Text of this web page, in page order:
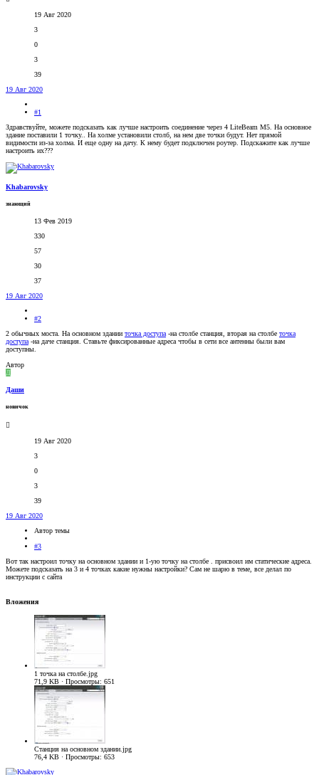
19 Авг 2020
3
0
3
39
19 Авг 2020
#1
Здравствуйте, можете подсказать как лучше настроить соединение через 4 LiteBeam M5. На основное
здание поставили 1 точку.. На холме установили столб, на нем две точки будут. Нет прямой
видимости из-за холма. И еще одну на дачу. К нему будет подключен роутер. Подскажите как лучше
настроить их???
Khabarovsky
знающий
13 Фев 2019
330
57
30
37
19 Авг 2020
#2
2 обычных моста. На основном здании точка доступа -на столбе станция, вторая на столбе точка
доступа -на даче станция. Ставьте фиксированные адреса чтобы в сети все антенны были вам
доступны.
Автор
Д
Даши
новичок
19 Авг 2020
3
0
3
39
19 Авг 2020
Автор темы
#3
Вот так настроил точку на основном здании и 1-ую точку на столбе . присвоил им статические адреса.
Можете подсказать на 3 и 4 точках какие нужны настройки? Сам не шарю в теме, все делал по
инструкции с сайта
Вложения
1 точка на столбе.jpg
71,9 KB · Просмотры: 651
Станция на основном здании.jpg
76,4 KB · Просмотры: 653